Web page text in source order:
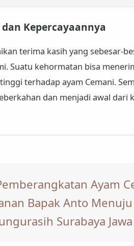
Kepercayaannya
terima kasih yang sebesar-
Suatu kehormatan bisa
terhadap ayam Cemani.
dan menjadi awal dari
Ayam
Bapak Anto Menuju
Surabaya